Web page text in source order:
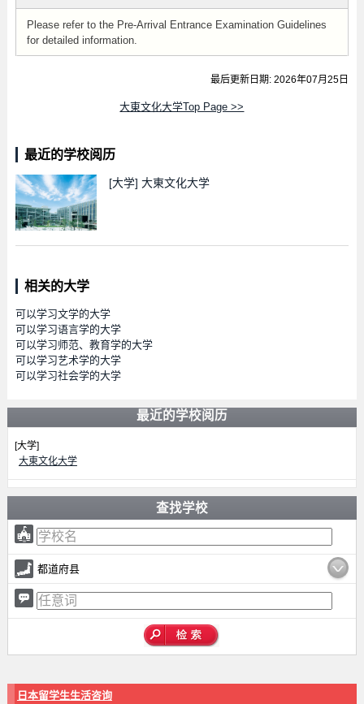
Please refer to the Pre-Arrival Entrance Examination Guidelines
for detailed information.
最后更新日期: 2026年07月25日
大東文化大学Top Page >>
最近的学校阅历
[大学] 大東文化大学
相关的大学
可以学习文学的大学
可以学习语言学的大学
可以学习师范、教育学的大学
可以学习艺术学的大学
可以学习社会学的大学
最近的学校阅历
[大学]
大東文化大学
查找学校
都道府县
日本留学生生活咨询